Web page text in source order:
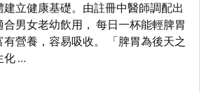
立健康基礎。由註冊中醫師調配出
男女老幼飲用， 每日一杯能輕脾胃
營養，容易吸收。 「脾胃為後天之
化 …